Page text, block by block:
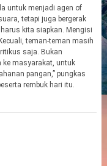
untuk menjadi agen of
tetapi juga bergerak
kita siapkan. Mengisi
teman-teman masih
saja. Bukan
ke masyarakat, untuk
pangan,” pungkas
rembuk hari itu.